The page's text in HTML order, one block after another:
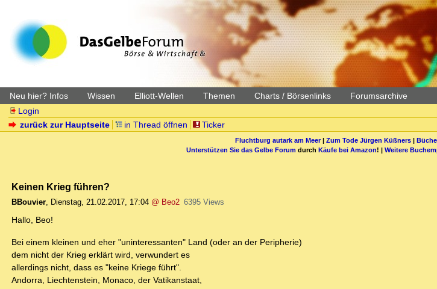
Neu hier? Infos Wissen Elliott-Wellen Themen Charts / Börsenlinks Forumsarchive
Login
zurück zur Hauptseite
in Thread öffnen Ticker
Fluchtburg autark am Meer| Zum Tode Jürgen Küßners|
Unterstützen Sie das Gelbe Forum durch Käufe bei Amazon! | Weitere
Keinen Krieg führen?
BBouvier, Dienstag, 21.02.2017, 17:04 @ Beo2 6395 Views
Hallo, Beo!
Bei einem kleinen und eher "uninteressanten" Land (oder an der Peripherie)
dem nicht der Krieg erklärt wird, verwundert es
allerdings nicht, dass es "keine Kriege führt".
Andorra, Liechtenstein, Monaco, der Vatikanstaat,